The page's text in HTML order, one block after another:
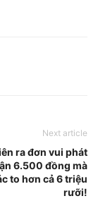
Next article
ra đơn vui phát
6.500 đồng mà
to hơn cả 6 triệu
rưỡi!